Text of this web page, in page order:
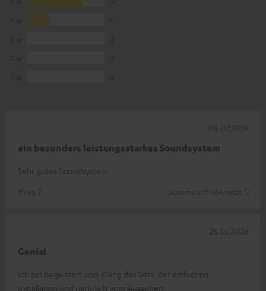
ein besonders leistungsstarkes Soundsystem
Sehr gutes Soundsystem
Yves T.
(automatisch übersetzt *)
08.07.2026
Genial
Ich bin begeistert vom Klang des Sets, der einfachen
Installation und natürlich vom Aussehen.
25.01.2026